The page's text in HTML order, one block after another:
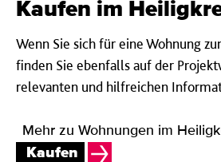
Kaufen im
Wenn Sie sich für eine Wohnung
finden Sie ebenfalls auf der
relevanten und hilfreichen
Mehr zu Wohnungen im
Kaufen